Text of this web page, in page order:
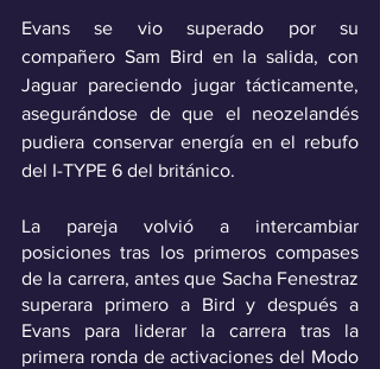
Evans se vio superado por su
compañero Sam Bird en la salida, con
Jaguar pareciendo jugar tácticamente,
asegurándose de que el neozelandés
pudiera conservar energía en el rebufo
del I-TYPE 6 del británico.
La pareja volvió a intercambiar
posiciones tras los primeros compases
de la carrera, antes que Sacha Fenestraz
superara primero a Bird y después a
Evans para liderar la carrera tras la
primera ronda de activaciones del Modo